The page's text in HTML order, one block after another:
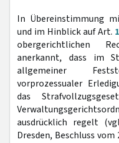
In Übereinstimmung
und im Hinblick auf Art.
obergerichtlichen
anerkannt, dass im
allgemeiner
vorprozessualer
das
ausdrücklich regelt
Dresden, Beschluss vom